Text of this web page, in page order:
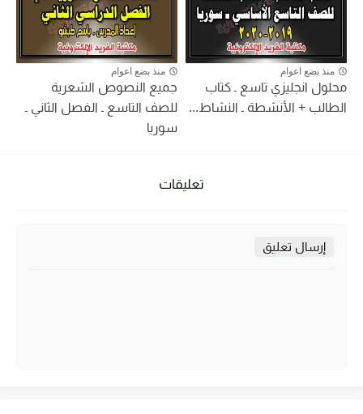
منذ بضع اعوام
محلول انجليزي تاسع ـ كتاب
الطالب + الأنشطة ـ النشاط...
منذ بضع اعوام
جميع النصوص الشعرية
للصف التاسع ـ الفصل الثاني ـ
سوريا
تعليقات
إرسال تعليق